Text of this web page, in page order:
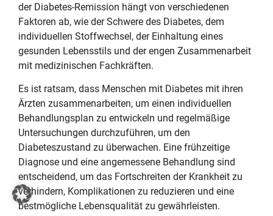
der Diabetes-Remission hängt von verschiedenen
Faktoren ab, wie der Schwere des Diabetes, dem
individuellen Stoffwechsel, der Einhaltung eines
gesunden Lebensstils und der engen Zusammenarbeit
mit medizinischen Fachkräften.
Es ist ratsam, dass Menschen mit Diabetes mit ihren
Ärzten zusammenarbeiten, um einen individuellen
Behandlungsplan zu entwickeln und regelmäßige
Untersuchungen durchzuführen, um den
Diabeteszustand zu überwachen. Eine frühzeitige
Diagnose und eine angemessene Behandlung sind
entscheidend, um das Fortschreiten der Krankheit zu
verhindern, Komplikationen zu reduzieren und eine
bestmögliche Lebensqualität zu gewährleisten.